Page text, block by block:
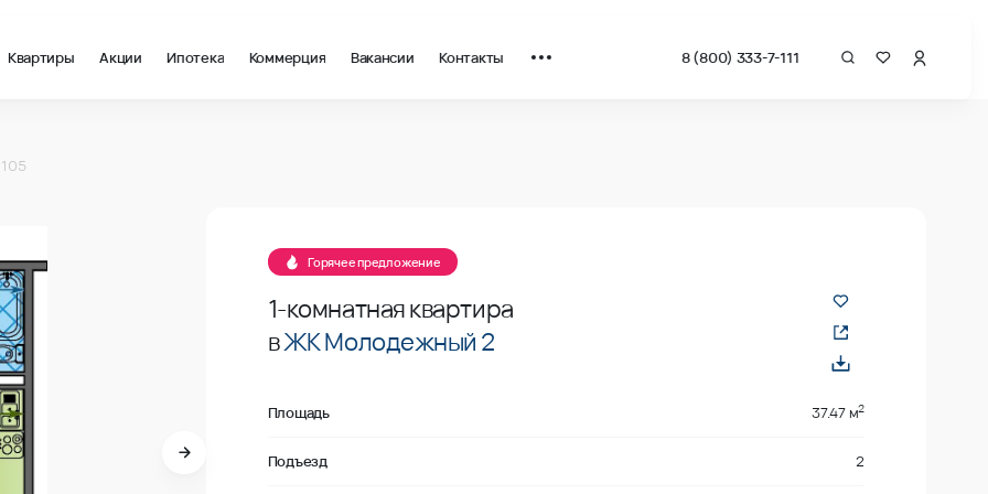
Квартиры Акции Ипотека Коммерция Вакансии Контакты 8 (800) 333-7-111
Горячее предложение
1-комнатная квартира
вЖК Молодежный 2
Площадь 37.47 м2
Подъезд 2